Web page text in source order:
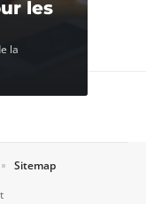
les
la
Sitemap